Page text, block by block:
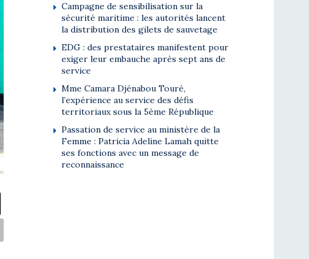
Campagne de sensibilisation sur la
sécurité maritime : les autorités lancent
la distribution des gilets de sauvetage
EDG : des prestataires manifestent pour
exiger leur embauche après sept ans de
service
Mme Camara Djénabou Touré,
l’expérience au service des défis
territoriaux sous la 5ème République
Passation de service au ministère de la
Femme : Patricia Adeline Lamah quitte
ses fonctions avec un message de
reconnaissance